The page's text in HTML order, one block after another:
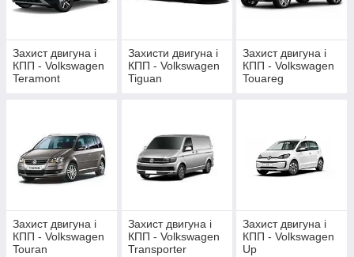
Захист двигуна і
КПП - Volkswagen
Teramont
Захисти двигуна і
КПП - Volkswagen
Tiguan
Захист двигуна і
КПП - Volkswagen
Touareg
Захист двигуна і
КПП - Volkswagen
Touran
Захист двигуна і
КПП - Volkswagen
Transporter
Захист двигуна і
КПП - Volkswagen
Up